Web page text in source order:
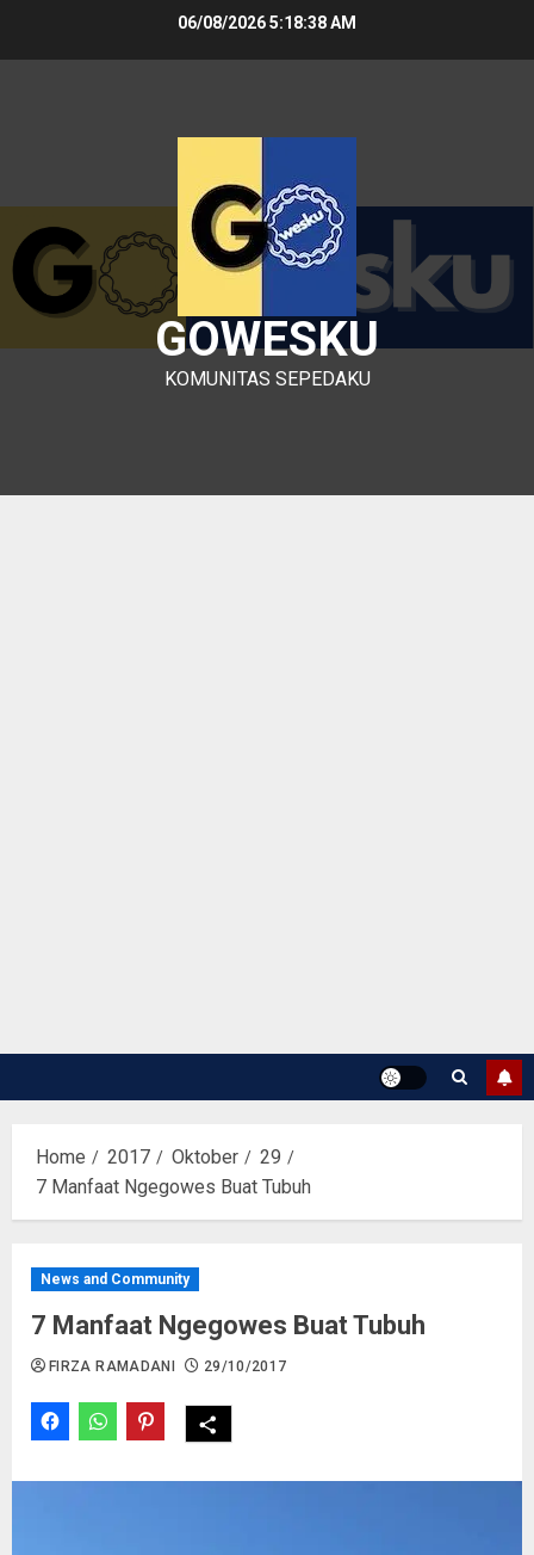
06/08/20265:18:38 AM
GOWESKU
KOMUNITAS SEPEDAKU
Home 2017 Oktober
29
7 Manfaat Ngegowes Buat Tubuh
News and Community
7 Manfaat Ngegowes Buat Tubuh
FIRZA RAMADANI 29/10/2017